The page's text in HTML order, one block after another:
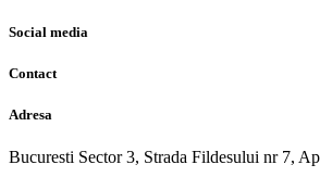
Social media
Contact
Adresa
Bucuresti Sector 3, Strada Fildesului nr 7,